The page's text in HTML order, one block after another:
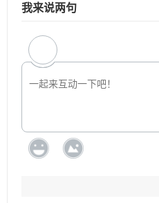
我来说两句